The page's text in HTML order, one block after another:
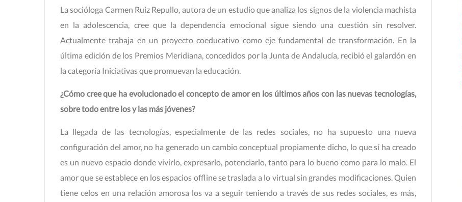
La socióloga Carmen Ruiz Repullo, autora de un estudio que analiza los signos de la violencia machista
en la adolescencia, cree que la dependencia emocional sigue siendo una cuestión sin resolver.
Actualmente trabaja en un proyecto coeducativo como eje fundamental de transformación. En la
última edición de los Premios Meridiana, concedidos por la Junta de Andalucía, recibió el galardón en
la categoría Iniciativas que promuevan la educación.
¿Cómo cree que ha evolucionado el concepto de amor en los últimos años con las nuevas tecnologías,
sobre todo entre los y las más jóvenes?
La llegada de las tecnologías, especialmente de las redes sociales, no ha supuesto una nueva
configuración del amor, no ha generado un cambio conceptual propiamente dicho, lo que sí ha creado
es un nuevo espacio donde vivirlo, expresarlo, potenciarlo, tanto para lo bueno como para lo malo. El
amor que se establece en los espacios offline se traslada a lo virtual sin grandes modificaciones. Quien
tiene celos en una relación amorosa los va a seguir teniendo a través de sus redes sociales, es más,